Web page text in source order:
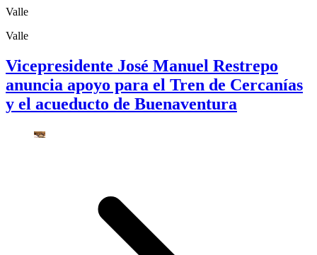
Valle
Valle
Vicepresidente José Manuel Restrepo
anuncia apoyo para el Tren de Cercanías
y el acueducto de Buenaventura